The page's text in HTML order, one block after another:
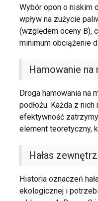
Wybór opon o niskim
wpływ na zużycie
(względem oceny B),
minimum obciążenie
Hamowanie na
Droga hamowania
podłożu. Każda z
efektywność
element teoretyczny,
Hałas
Historia oznaczeń
ekologicznej i